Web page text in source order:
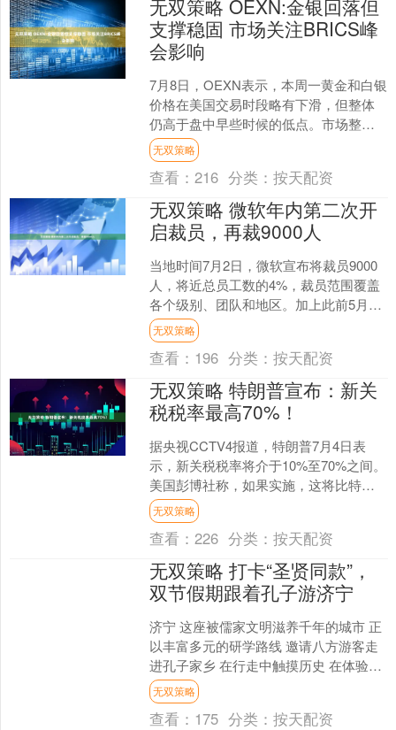
无双策略 OEXN:金银回落但
支撑稳固 市场关注BRICS峰
会影响
7月8日，OEXN表示，本周一黄金和白银
价格在美国交易时段略有下滑，但整体
仍高于盘中早些时候的低点。市场整体
风险偏好有所提升，促使投资者短线抛
售避险资产，这也是....
无双策略
查看：216 分类：按天配资
无双策略 微软年内第二次开
启裁员，再裁9000人
当地时间7月2日，微软宣布将裁员9000
人，将近总员工数的4%，裁员范围覆盖
各个级别、团队和地区。加上此前5月的
裁员计划，微软今年已经计划裁掉15000
人。 4....
无双策略
查看： 196 分类：按天配资
无双策略 特朗普宣布：新关
税税率最高70%！
据央视CCTV4报道，特朗普7月4日表
示，新关税税率将介于10%至70%之间。
美国彭博社称，如果实施，这将比特朗
普4月宣布的所谓“对等关税”税率更高，
增加美国....
无双策略
查看：226 分类：按天配资
无双策略 打卡“圣贤同款”，
双节假期跟着孔子游济宁
济宁 这座被儒家文明滋养千年的城市 正
以丰富多元的研学路线 邀请八方游客走
进孔子家乡 在行走中触摸历史 在体验中
感悟智慧 触摸中华文脉，从孔庙启程，
红墙古柏映着....
无双策略
查看： 175 分类：按天配资